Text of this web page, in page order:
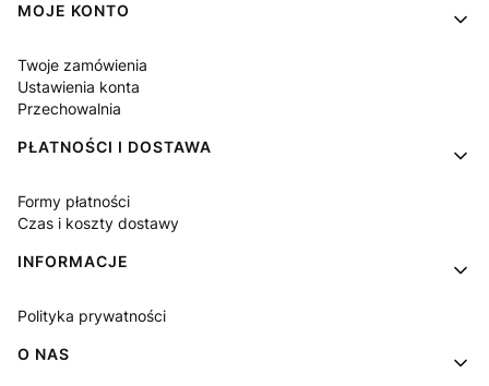
MOJE KONTO
Twoje zamówienia
Ustawienia konta
Przechowalnia
PŁATNOŚCI I DOSTAWA
Formy płatności
Czas i koszty dostawy
INFORMACJE
Polityka prywatności
O NAS